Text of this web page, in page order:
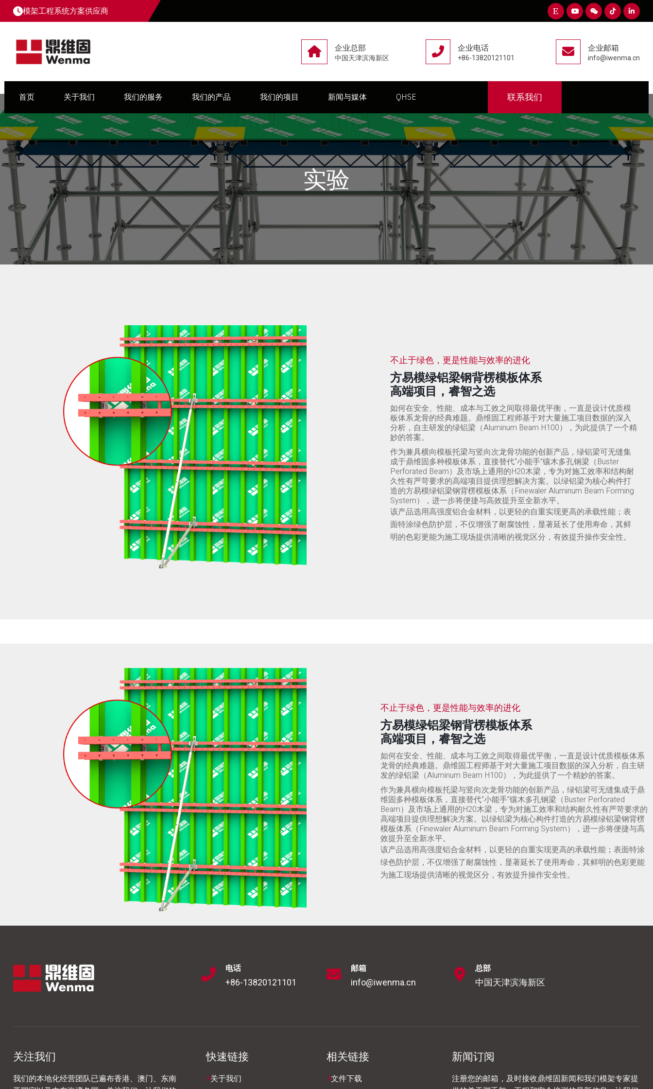
模架工程系统方案供应商
企业总部
中国天津滨海新区
企业电话
+86-13820121101
企业邮箱
info@iwenma.cn
首页 关于我们 我们的服务 我们的产品 我们的项目 新闻与媒体 QHSE 联系我们
实验
不止于绿色，更是性能与效率的进化
方易模绿铝梁钢背楞模板体系
高端项目，睿智之选
如何在安全、性能、成本与工效之间取得最优平衡，一直是设计优质模
板体系龙骨的经典难题。鼎维固工程师基于对大量施工项目数据的深入
分析，自主研发的绿铝梁（Aluminum Beam H100），为此提供了一个精
妙的答案。
作为兼具横向模板托梁与竖向次龙骨功能的创新产品，绿铝梁可无缝集
成于鼎维固多种模板体系，直接替代“小能手”镶木多孔钢梁（Buster
Perforated Beam）及市场上通用的H20木梁，专为对施工效率和结构耐
久性有严苛要求的高端项目提供理想解决方案。以绿铝梁为核心构件打
造的方易模绿铝梁钢背楞模板体系（Finewaler Aluminum Beam Forming
System），进一步将便捷与高效提升至全新水平。
该产品选用高强度铝合金材料，以更轻的自重实现更高的承载性能；表
面特涂绿色防护层，不仅增强了耐腐蚀性，显著延长了使用寿命，其鲜
明的色彩更能为施工现场提供清晰的视觉区分，有效提升操作安全性。
不止于绿色，更是性能与效率的进化
方易模绿铝梁钢背楞模板体系
高端项目，睿智之选
如何在安全、性能、成本与工效之间取得最优平衡，一直是设计优质模板体系
龙骨的经典难题。鼎维固工程师基于对大量施工项目数据的深入分析，自主研
发的绿铝梁（Aluminum Beam H100），为此提供了一个精妙的答案。
作为兼具横向模板托梁与竖向次龙骨功能的创新产品，绿铝梁可无缝集成于鼎
维固多种模板体系，直接替代“小能手”镶木多孔钢梁（Buster Perforated
Beam）及市场上通用的H20木梁，专为对施工效率和结构耐久性有严苛要求的
高端项目提供理想解决方案。以绿铝梁为核心构件打造的方易模绿铝梁钢背楞
模板体系（Finewaler Aluminum Beam Forming System），进一步将便捷与高
效提升至全新水平。
该产品选用高强度铝合金材料，以更轻的自重实现更高的承载性能；表面特涂
绿色防护层，不仅增强了耐腐蚀性，显著延长了使用寿命，其鲜明的色彩更能
为施工现场提供清晰的视觉区分，有效提升操作安全性。
电话
+86-13820121101
邮箱
info@iwenma.cn
总部
中国天津滨海新区
关注我们
我们的本地化经营团队已遍布香港、澳门、东南
快速链接
关于我们
相关链接
文件下载
新闻订阅
注册您的邮箱，及时接收鼎维固新闻和我们模架专家提